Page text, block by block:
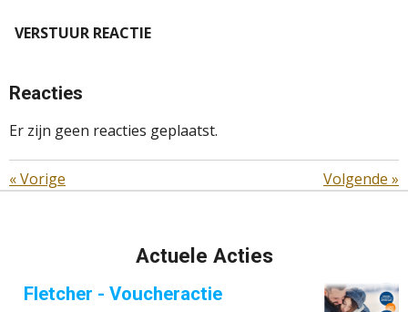
VERSTUUR REACTIE
Reacties
Er zijn geen reacties geplaatst.
«Vorige Volgende »
Actuele Acties
Fletcher - Voucheractie